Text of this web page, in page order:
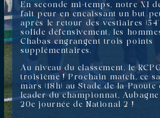
En seconde mi-temps, notre XI
fait peur en encaissant un but
après le retour des vestiaires
solide défensivement, les
Chabas engrangent trois points
supplémentaires.
Au niveau du classement, le
troisième ! Prochain match, ce
mars (18h) au Stade de la Paoute
leader du championnat,
20e journée de National 2 !